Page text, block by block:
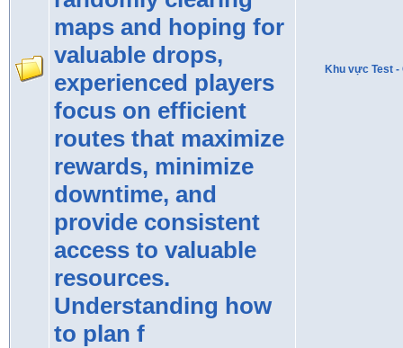
maps and hoping for
valuable drops,
experienced players
focus on efficient
routes that maximize
rewards, minimize
downtime, and
provide consistent
access to valuable
resources.
Understanding how
to plan f
Khu vực Test